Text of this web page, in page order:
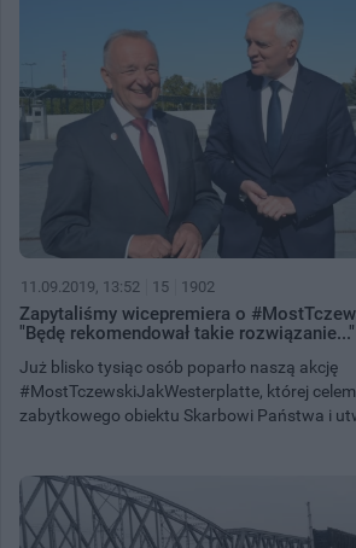
11.09.2019, 13:52 15 1902
Zapytaliśmy wicepremiera o
"Będę rekomendował takie rozwiązanie..."
Już blisko tysiąc osób poparło naszą akcję
#MostTczewskiJakWesterplatte, której
zabytkowego obiektu Skarbowi Państwa i